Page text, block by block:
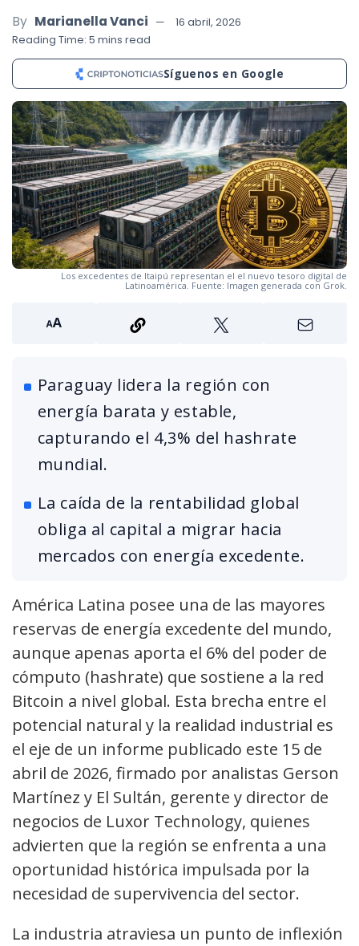
By Marianella Vanci
16 abril, 2026
Reading Time: 5 mins read
Síguenos en Google
Los excedentes de Itaipú representan el el nuevo tesoro digital de
Latinoamérica. Fuente: Imagen generada con Grok.
Paraguay lidera la región con
energía barata y estable,
capturando el 4,3% del hashrate
mundial.
La caída de la rentabilidad global
obliga al capital a migrar hacia
mercados con energía excedente.
América Latina posee una de las mayores
reservas de energía excedente del mundo,
aunque apenas aporta el 6% del poder de
cómputo (hashrate) que sostiene a la red
Bitcoin a nivel global. Esta brecha entre el
potencial natural y la realidad industrial es
el eje de un informe publicado este 15 de
abril de 2026, firmado por analistas Gerson
Martínez y El Sultán, gerente y director de
negocios de Luxor Technology, quienes
advierten que la región se enfrenta a una
oportunidad histórica impulsada por la
necesidad de supervivencia del sector.
La industria atraviesa un punto de inflexión